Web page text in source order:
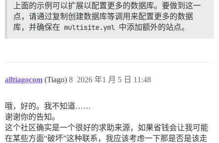
上面的示例可以扩展以配置更多的数据库。要做到这一
点，请通过复制创建数据库等调用来配置更多的数据
库，并确保在 multisite.yml 中添加额外的站点。
alltiagocom (Tiago) 2026 年1 月 5 日 11:48
8
哦，好的。我不知道……
谢谢你的告知。
这个社区确实是一个很好的求助来源，如果省钱会让我可能
在某些方面“破坏”这种联系，我应该考虑一下那是否是该走